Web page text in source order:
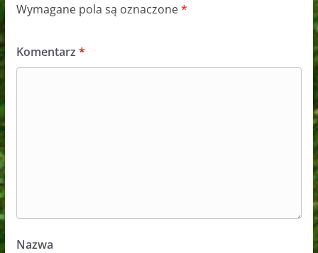
Wymagane pola są oznaczone*
Komentarz *
Nazwa